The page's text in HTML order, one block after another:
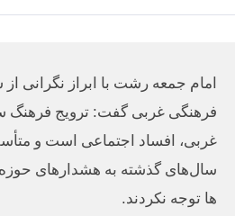
امام جمعه رشت با ابراز نگرانی
فرهنگی غربی گفت: ترویج فرهنگ
غربی، افساد اجتماعی است و
سال‌های گذشته به هشدارهای حوزه
ها توجه نکردند.